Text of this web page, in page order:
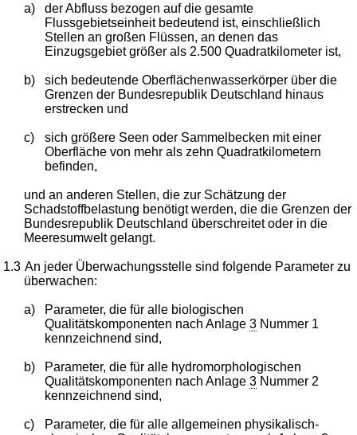
a)
der Abfluss bezogen auf die gesamte
Flussgebietseinheit bedeutend ist, einschließlich
Stellen an großen Flüssen, an denen das
Einzugsgebiet größer als 2.500 Quadratkilometer ist,
b)
sich bedeutende Oberflächenwasserkörper über die
Grenzen der Bundesrepublik Deutschland hinaus
erstrecken und
c)
sich größere Seen oder Sammelbecken mit einer
Oberfläche von mehr als zehn Quadratkilometern
befinden,
und an anderen Stellen, die zur Schätzung der
Schadstoffbelastung benötigt werden, die die Grenzen der
Bundesrepublik Deutschland überschreitet oder in die
Meeresumwelt gelangt.
1.3 An jeder Überwachungsstelle sind folgende Parameter zu
überwachen:
a)
Parameter, die für alle biologischen
Qualitätskomponenten nach Anlage 3Nummer 1
kennzeichnend sind,
b)
Parameter, die für alle hydromorphologischen
Qualitätskomponenten nach Anlage 3Nummer 2
kennzeichnend sind,
c)
Parameter, die für alle allgemeinen physikalisch-